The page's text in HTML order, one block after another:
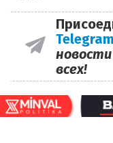
всех!